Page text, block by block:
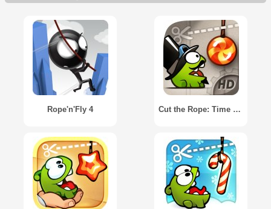
Rope'n'Fly 4 Cut the Rope: Time Travel HD